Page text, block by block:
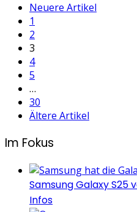
der
Beiträge
Neuere Artikel
1
2
3
4
5
…
30
Ältere Artikel
Im Fokus
Samsung Galaxy S25
Infos